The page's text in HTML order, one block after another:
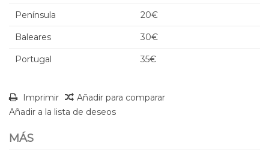
Península 20€
Baleares 30€
Portugal 35€
Imprimir
Añadir para comparar
Añadir a la lista de deseos
MÁS